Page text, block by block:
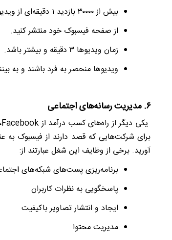
بیش از ۳۰۰۰۰ بازدید ۱ دقیقه‌ای از ویدیوهای خود داشته باشید.
از صفحه فیسبوک خود منتشر کنید.
زمان ویدیوها ۳ دقیقه و بیشتر باشد.
ویدیوها منحصر به فرد باشند و به
۶. مدیریت رسانه‌های اجتماعی
یکی دیگر از راه‌های کسب درآمد ازFacebook
برای شرکت‌هایی که قصد دارند از فیسبوک به
آورید. برخی از وظایف این شغل عبارتند از:
برنامه‌ریزی پست‌های شبکه‌های
پاسخگویی به نظرات کاربران
ایجاد و انتشار تصاویر باکیفیت
مدیریت محتوا